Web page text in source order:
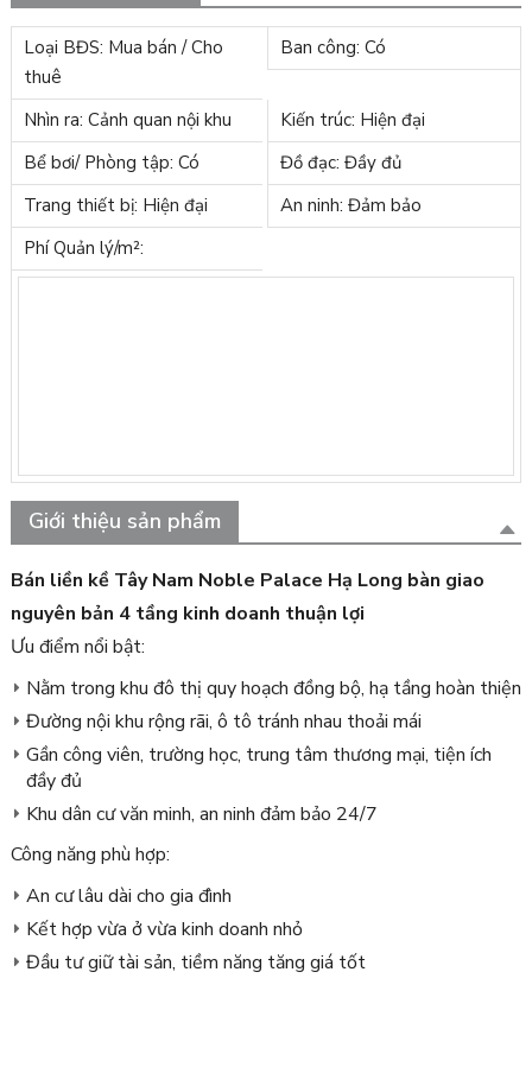
Loại BĐS: Mua bán / Cho
thuê
Ban công: Có
Nhìn ra: Cảnh quan nội khu
Kiến trúc: Hiện đại
Bể bơi/ Phòng tập: Có
Đồ đạc: Đầy đủ
Trang thiết bị: Hiện đại
An ninh: Đảm bảo
Phí Quản lý/m²:
Giới thiệu sản phẩm
Bán liền kề Tây Nam Noble Palace Hạ Long bàn giao
nguyên bản 4 tầng kinh doanh thuận lợi
Ưu điểm nổi bật:
Nằm trong khu đô thị quy hoạch đồng bộ, hạ tầng hoàn thiện
Đường nội khu rộng rãi, ô tô tránh nhau thoải mái
Gần công viên, trường học, trung tâm thương mại, tiện ích
đầy đủ
Khu dân cư văn minh, an ninh đảm bảo 24/7
Công năng phù hợp:
An cư lâu dài cho gia đình
Kết hợp vừa ở vừa kinh doanh nhỏ
Đầu tư giữ tài sản, tiềm năng tăng giá tốt